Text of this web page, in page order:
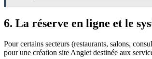
6. La réserve en ligne et le
Pour certains secteurs (restaurants, salons,
pour une création site Anglet destinée aux